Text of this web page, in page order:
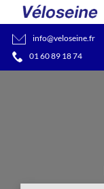
info@veloseine.fr
01 60 89 18 74